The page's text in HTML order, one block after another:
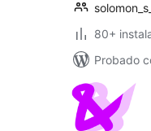
80+
Probado